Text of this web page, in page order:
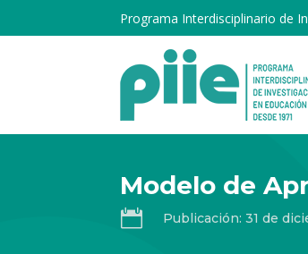
Programa Interdisciplinario de
Modelo de
 Publicación: 31 de